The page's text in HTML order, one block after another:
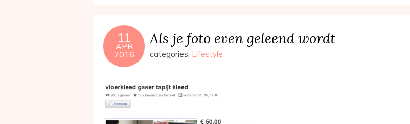
11
APR
2016
Als je foto even geleend wordt
categories: Lifestyle